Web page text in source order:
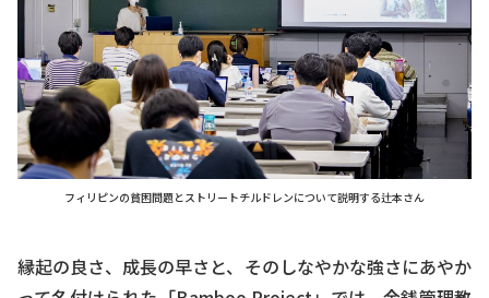
フィリピンの貧困問題とストリートチルドレンについて説明する辻本さん
縁起の良さ、成長の早さと、そのしなやかな強さにあやか